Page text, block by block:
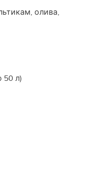
олива,
50 л)